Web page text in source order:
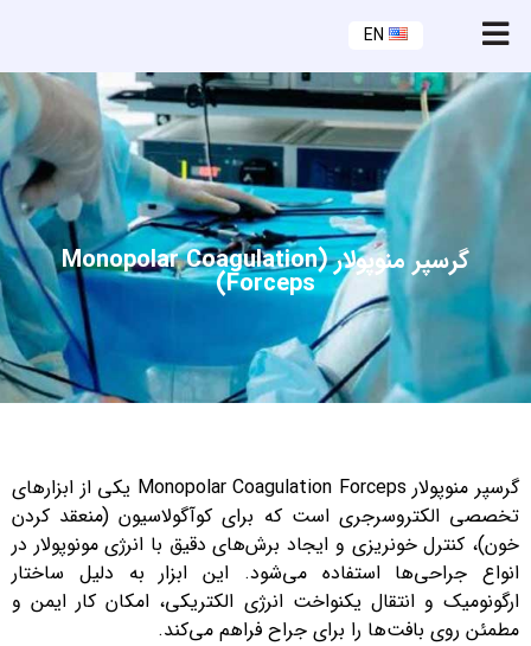
EN
گرسپر منوپولار (Monopolar Coagulation
Forceps)
گرسپر منوپولار Monopolar Coagulation Forceps یکی از ابزارهای
تخصصی الکتروسرجری است که برای کوآگولاسیون (منعقد کردن
خون)، کنترل خونریزی و ایجاد برش‌های دقیق با انرژی مونوپولار در
انواع جراحی‌ها استفاده می‌شود. این ابزار به دلیل ساختار
ارگونومیک و انتقال یکنواخت انرژی الکتریکی، امکان کار ایمن و
مطمئن روی بافت‌ها را برای جراح فراهم می‌کند.